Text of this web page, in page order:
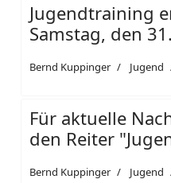
Jugendtraining
Samstag, den
Bernd Kuppinger Jugend
Für aktuelle
den Reiter
Bernd Kuppinger Jugend